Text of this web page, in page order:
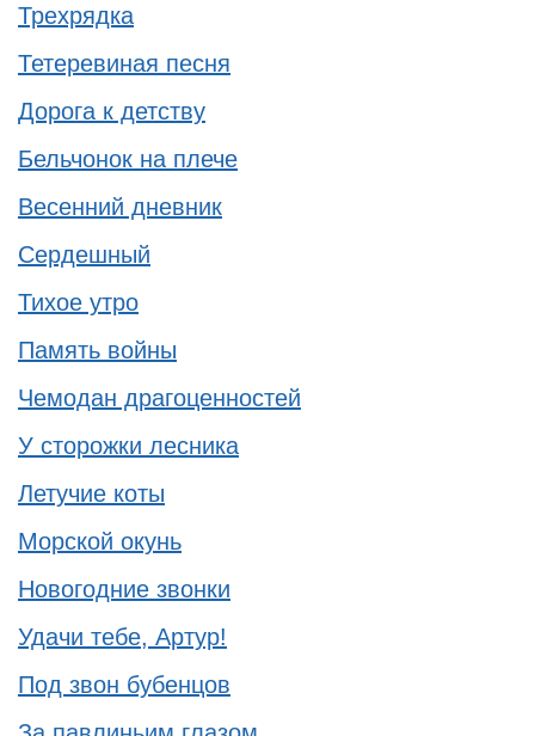
Трехрядка
Тетеревиная песня
Дорога к детству
Бельчонок на плече
Весенний дневник
Сердешный
Тихое утро
Память войны
Чемодан драгоценностей
У сторожки лесника
Летучие коты
Морской окунь
Новогодние звонки
Удачи тебе, Артур!
Под звон бубенцов